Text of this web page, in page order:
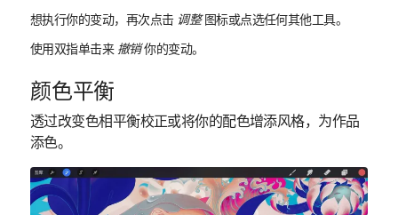
想执行你的变动，再次点击 调整图标或点选任何其他工具。
使用双指单击来 撤销你的变动。
颜色平衡
透过改变色相平衡校正或将你的配色增添风格，为作品
添色。